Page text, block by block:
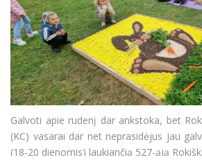
Galvoti apie rudenį dar ankstoka, bet
(KC) vasarai dar net neprasidėjus jau
(18-20 dienomis) laukiančią 527-ąją